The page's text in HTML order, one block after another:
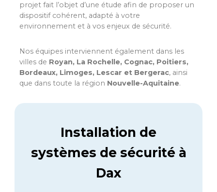
projet fait l’objet d’une étude afin de proposer un
dispositif cohérent, adapté à votre
environnement et à vos enjeux de sécurité.
Nos équipes interviennent également dans les
villes de Royan, La Rochelle, Cognac, Poitiers,
Bordeaux, Limoges, Lescar et Bergerac, ainsi
que dans toute la région Nouvelle-Aquitaine.
Installation de
systèmes de sécurité à
Dax